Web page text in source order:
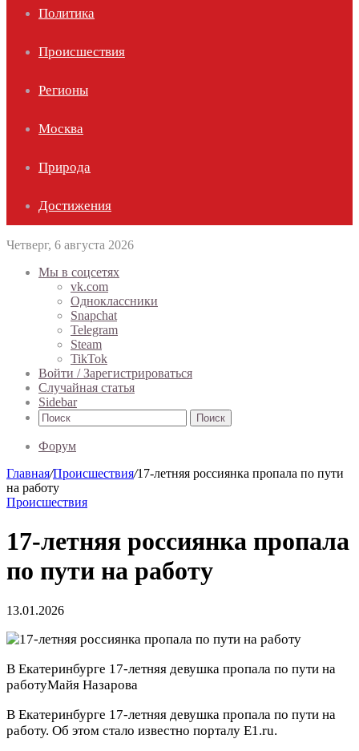
Политика
Происшествия
Регионы
Москва
Природа
Достижения
Четверг, 6 августа 2026
Мы в соцсетях
vk.com
Одноклассники
Snapchat
Telegram
Steam
TikTok
Войти / Зарегистрироваться
Случайная статья
Sidebar
Поиск
Форум
Главная/Происшествия/17-летняя россиянка пропала по пути
на работу
Происшествия
17-летняя россиянка пропала
по пути на работу
13.01.2026
В Екатеринбурге 17-летняя девушка пропала по пути на
работуМайя Назарова
В Екатеринбурге 17-летняя девушка пропала по пути на
работу. Об этом стало известно порталу E1.ru.